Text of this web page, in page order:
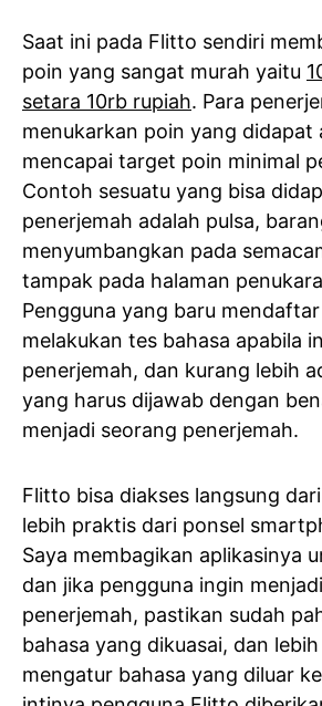
Saat ini pada Flitto sendiri
poin yang sangat murah yaitu
setara 10rb rupiah. Para
menukarkan poin yang didapat
mencapai target poin minimal
Contoh sesuatu yang bisa
penerjemah adalah pulsa,
menyumbangkan pada
tampak pada halaman
Pengguna yang baru
melakukan tes bahasa apabila
penerjemah, dan kurang lebih
yang harus dijawab dengan
menjadi seorang penerjemah.
Flitto bisa diakses langsung
lebih praktis dari ponsel
Saya membagikan aplikasinya
dan jika pengguna ingin
penerjemah, pastikan sudah
bahasa yang dikuasai, dan
mengatur bahasa yang diluar